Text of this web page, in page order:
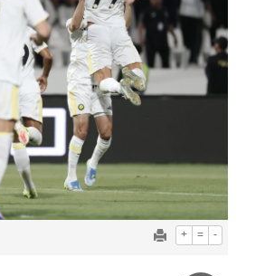
+ = -